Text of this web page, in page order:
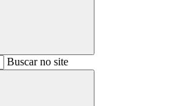
Buscar no site